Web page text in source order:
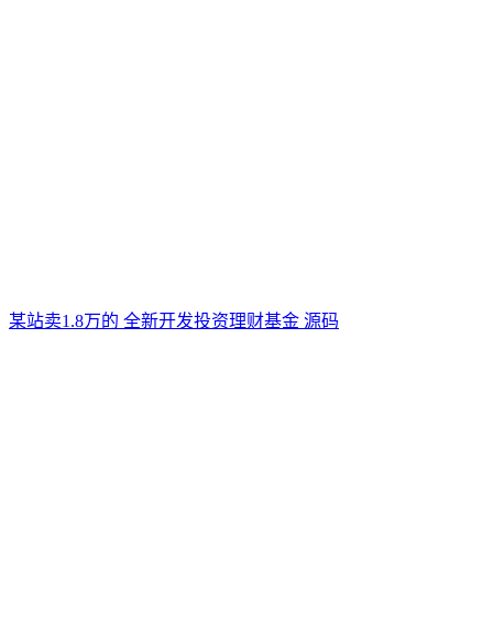
某站卖1.8万的 全新开发投资理财基金 源码